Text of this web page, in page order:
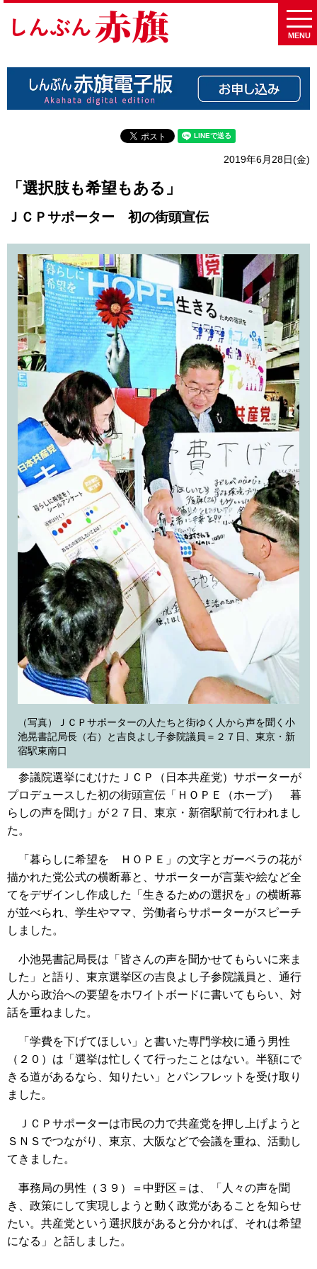
MENU
2019年6月28日(金)
「選択肢も希望もある」
ＪＣＰサポーター 初の街頭宣伝
（写真）ＪＣＰサポーターの人たちと街ゆく人から声を聞く小
池晃書記局長（右）と吉良よし子参院議員＝２７日、東京・新
宿駅東南口
参議院選挙にむけたＪＣＰ（日本共産党）サポーターが
プロデュースした初の街頭宣伝「ＨＯＰＥ（ホープ） 暮
らしの声を聞け」が２７日、東京・新宿駅前で行われまし
た。
「暮らしに希望を ＨＯＰＥ」の文字とガーベラの花が
描かれた党公式の横断幕と、サポーターが言葉や絵など全
てをデザインし作成した「生きるための選択を」の横断幕
が並べられ、学生やママ、労働者らサポーターがスピーチ
しました。
小池晃書記局長は「皆さんの声を聞かせてもらいに来ま
した」と語り、東京選挙区の吉良よし子参院議員と、通行
人から政治への要望をホワイトボードに書いてもらい、対
話を重ねました。
「学費を下げてほしい」と書いた専門学校に通う男性
（２０）は「選挙は忙しくて行ったことはない。半額にで
きる道があるなら、知りたい」とパンフレットを受け取り
ました。
ＪＣＰサポーターは市民の力で共産党を押し上げようと
ＳＮＳでつながり、東京、大阪などで会議を重ね、活動し
てきました。
事務局の男性（３９）＝中野区＝は、「人々の声を聞
き、政策にして実現しようと動く政党があることを知らせ
たい。共産党という選択肢があると分かれば、それは希望
になる」と話しました。